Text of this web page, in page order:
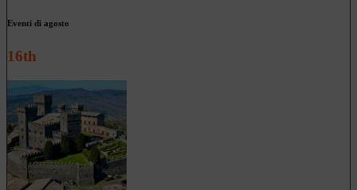
Eventi di agosto
16th